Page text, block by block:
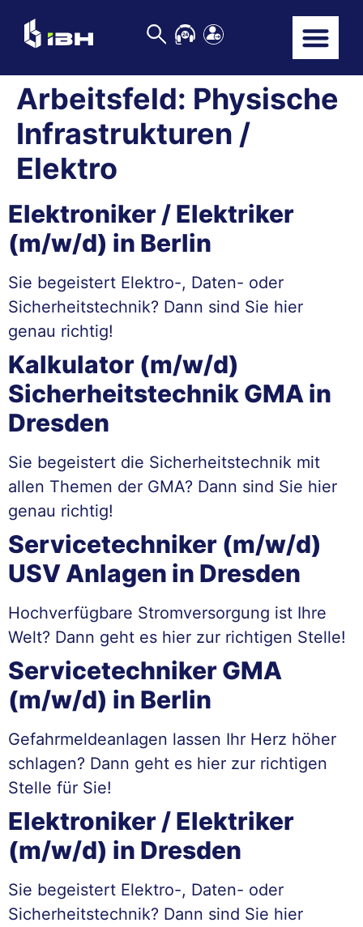
Arbeitsfeld: Physische
Infrastrukturen /
Elektro
Elektroniker / Elektriker
(m/w/d) in Berlin
Sie begeistert Elektro-, Daten- oder
Sicherheitstechnik? Dann sind Sie hier
genau richtig!
Kalkulator (m/w/d)
Sicherheitstechnik GMA in
Dresden
Sie begeistert die Sicherheitstechnik mit
allen Themen der GMA? Dann sind Sie hier
genau richtig!
Servicetechniker (m/w/d)
USV Anlagen in Dresden
Hochverfügbare Stromversorgung ist Ihre
Welt? Dann geht es hier zur richtigen Stelle!
Servicetechniker GMA
(m/w/d) in Berlin
Gefahrmeldeanlagen lassen Ihr Herz höher
schlagen? Dann geht es hier zur richtigen
Stelle für Sie!
Elektroniker / Elektriker
(m/w/d) in Dresden
Sie begeistert Elektro-, Daten- oder
Sicherheitstechnik? Dann sind Sie hier